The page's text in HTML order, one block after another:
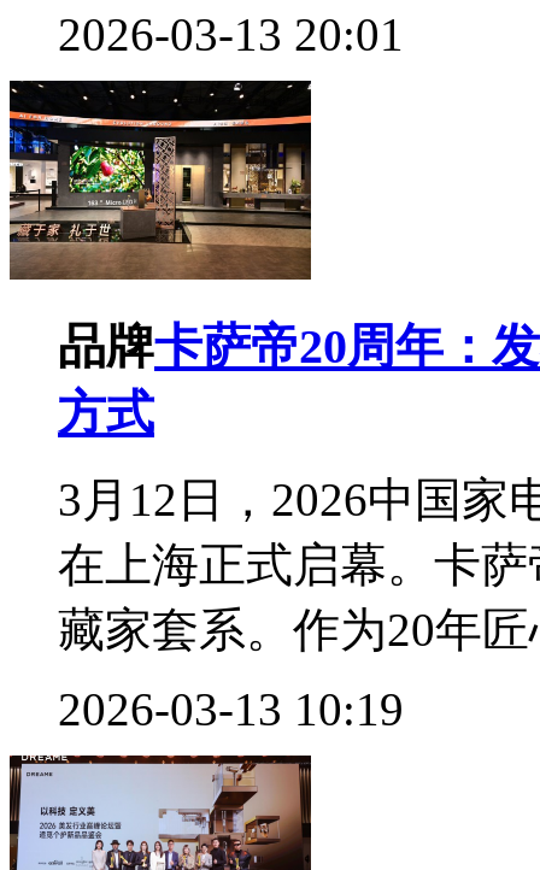
2026-03-13 20:01
品牌卡萨帝20周年：
方式
3月12日，2026中国家
在上海正式启幕。卡
藏家套系。作为20年
2026-03-13 10:19